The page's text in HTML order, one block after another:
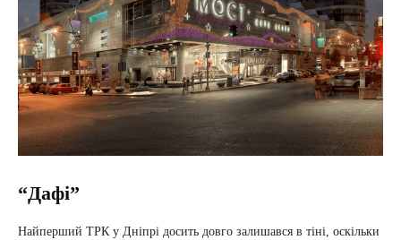
“Дафі”
Найперший ТРК у Дніпрі досить довго залишався в тіні, оскільки